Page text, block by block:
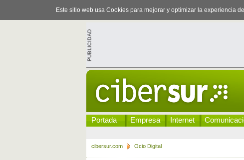
Este sitio web usa Cookies para mejorar y optimizar la experiencia
Portada Empresa Internet
cibersur.com Ocio Digital